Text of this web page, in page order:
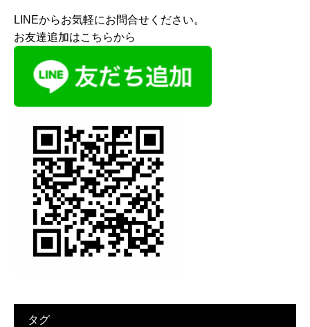
LINEからお気軽にお問合せください。
お友達追加はこちらから
タグ